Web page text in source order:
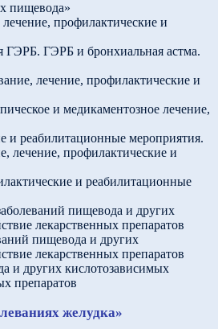
пищевода»
профилактические и
ГЭРБ. ГЭРБ и бронхиальная астма.
лечение, профилактические и
и медикаментозное лечение,
и реабилитационные мероприятия.
лечение, профилактические и
и реабилитационные
пищевода и других
лекарственных препаратов
пищевода и других
лекарственных препаратов
и других кислотозависимых
препаратов
желудка»